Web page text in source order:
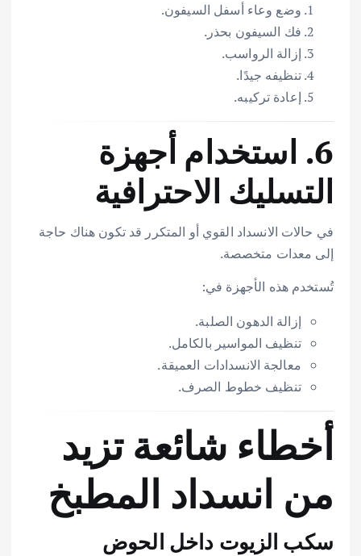
وضع وعاء أسفل السيفون.
فك السيفون بحذر.
إزالة الرواسب.
تنظيفه جيدًا.
إعادة تركيبه.
6. استخدام أجهزة
التسليك الاحترافية
في حالات الانسداد القوي أو المتكرر قد تكون هناك حاجة
إلى معدات متخصصة.
تُستخدم هذه الأجهزة في:
إزالة الدهون الصلبة.
تنظيف المواسير بالكامل.
معالجة الانسدادات العميقة.
تنظيف خطوط الصرف.
أخطاء شائعة تزيد
من انسداد المطبخ
سكب الزيوت داخل الحوض